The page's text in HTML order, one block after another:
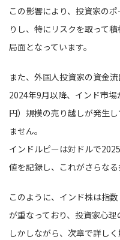
この影響により、投資家の
りし、特にリスクを取って
局面となっています。
また、外国人投資家の資金流
2024年9月以降、インド市
円）規模の売り越しが発生
ません。
インドルピーは対ドルで
値を記録し、これがさらなる
このように、インド株は指
が重なっており、投資家心理
しかしながら、次章で詳し